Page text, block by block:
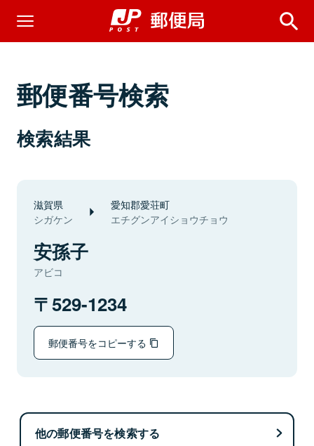
郵便番号検索
検索結果
滋賀県
シガケン
愛知郡愛荘町
エチグンアイショウチョウ
安孫子
アビコ
529-1234
郵便番号をコピーする
他の郵便番号を検索する